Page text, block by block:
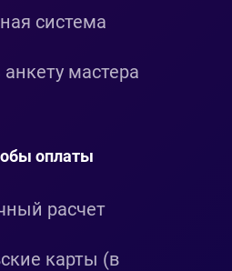
система
мастера
оплаты
расчет
карты (в